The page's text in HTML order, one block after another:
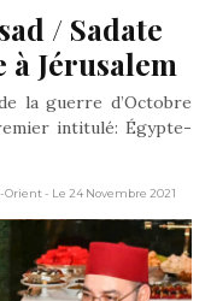
/ Sadate
à Jérusalem
la guerre d’Octobre
intitulé: Égypte-
Orient- Le 24 Novembre 2021